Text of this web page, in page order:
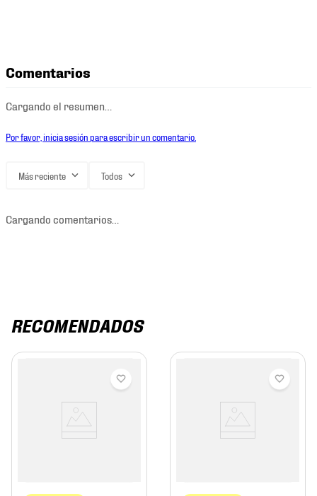
Comentarios
Cargando el resumen…
Por favor, inicia sesión para escribir un comentario.
Más reciente Todos
Cargando comentarios…
RECOMENDADOS